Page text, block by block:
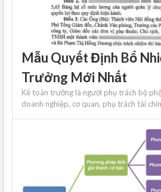
Mẫu Quyết Định Bổ
Trưởng Mới Nhất
Kế toán trưởng là người phụ trách bộ
doanh nghiệp, cơ quan, phụ trách tài